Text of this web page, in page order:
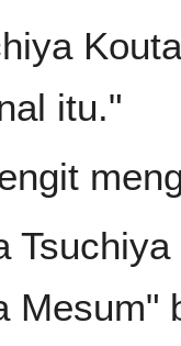
itu."
Mesum"